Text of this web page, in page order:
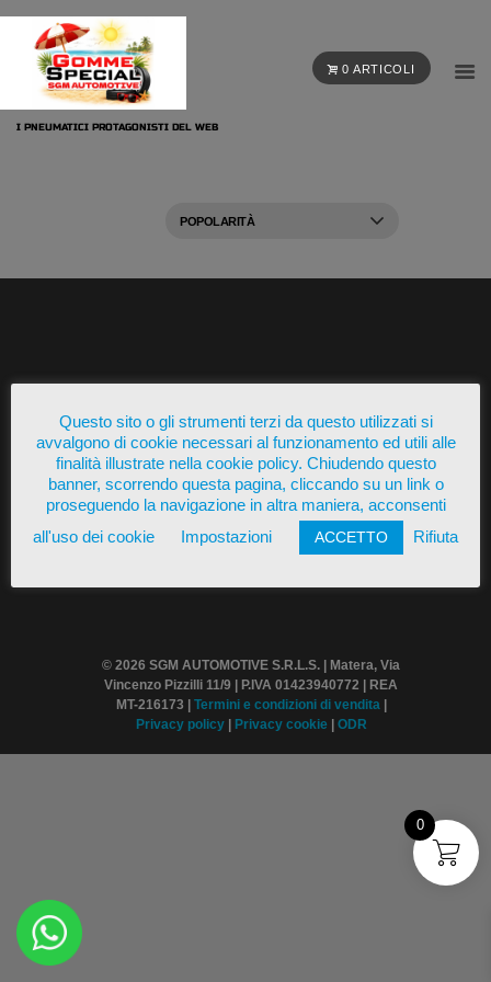
0 ARTICOLI
I PNEUMATICI PROTAGONISTI DEL WEB
© 2026 SGM AUTOMOTIVE S.R.L.S. | Matera, Via
Vincenzo Pizzilli 11/9 | P.IVA 01423940772 | REA
MT-216173 |
Termini e condizioni di vendita
Privacy policy
Privacy cookie ODR
Questo sito o gli strumenti terzi da questo utilizzati si
avvalgono di cookie necessari al funzionamento ed utili alle
finalità illustrate nella cookie policy. Chiudendo questo
banner, scorrendo questa pagina, cliccando su un link o
proseguendo la navigazione in altra maniera, acconsenti
all'uso dei cookie
Impostazioni ACCETTO Rifiuta
0